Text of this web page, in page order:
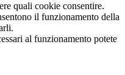
quali cookie consentire.
il funzionamento della
al funzionamento potete